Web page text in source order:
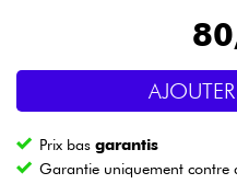
Eclairage
80
Prix basgarantis
Garantie uniquement contre